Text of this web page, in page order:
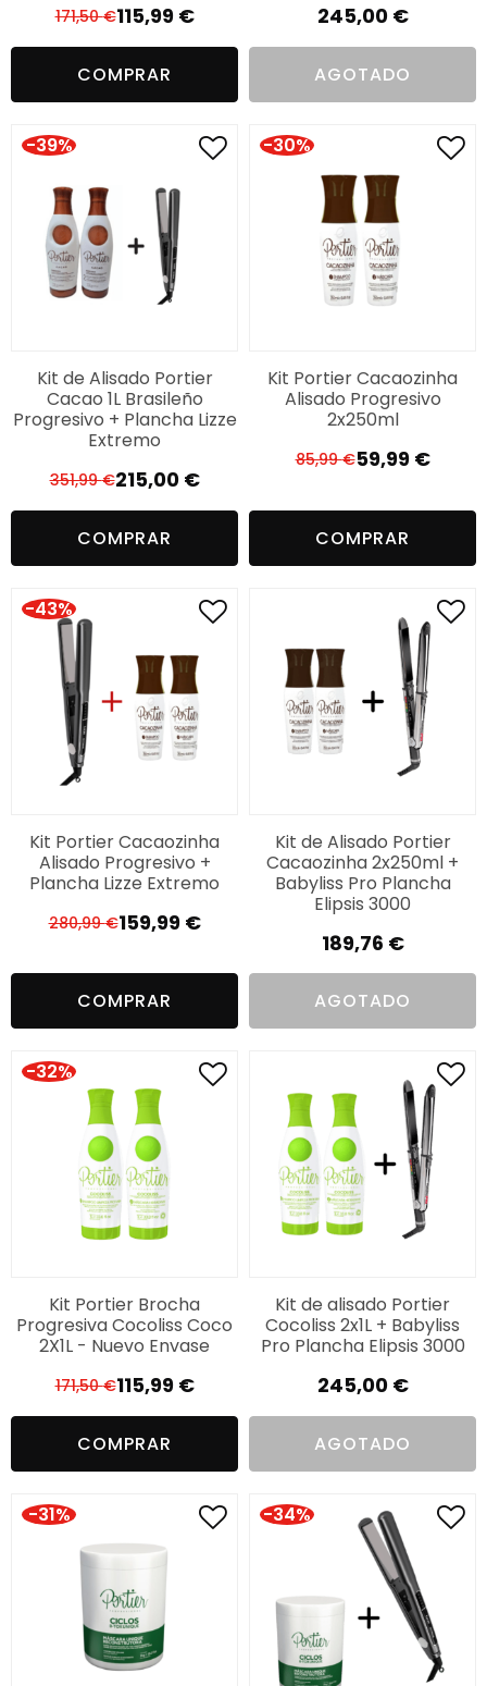
171,50€ El
precio
original
era:
115,99 €
El
precio
actual
es:
COMPRAR
245,00 €
AGOTADO
-39%
Kit de Alisado Portier
Cacao 1L Brasileño
Progresivo + Plancha Lizze
Extremo
351,99€ El
precio
original
era:
351,99 €.
215,00 €
El
precio
actual
es:
215,00 €.
COMPRAR
-30%
Kit Portier Cacaozinha
Alisado Progresivo
2x250ml
85,99€ El
era:
59,99 €
El
es:
COMPRAR
-43%
Kit Portier Cacaozinha
Alisado Progresivo +
Plancha Lizze Extremo
280,99€ El
era:
159,99 €
El
es:
COMPRAR
Kit de Alisado Portier
Cacaozinha 2x250ml +
Babyliss Pro Plancha
Elipsis 3000
189,76 €
AGOTADO
-32%
Kit Portier Brocha
Progresiva Cocoliss Coco
2X1L - Nuevo Envase
171,50€ El
precio
original
era:
115,99 €
El
precio
actual
es:
COMPRAR
Kit de alisado Portier
Cocoliss 2x1L + Babyliss
Pro Plancha Elipsis 3000
245,00 €
AGOTADO
-31% -34%